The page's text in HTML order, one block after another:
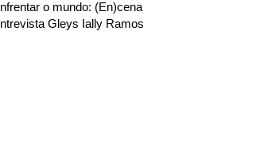
o mundo: (En)cena
Gleys Ially Ramos